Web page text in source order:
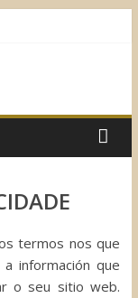
termos nos que
información que
o seu sitio web.